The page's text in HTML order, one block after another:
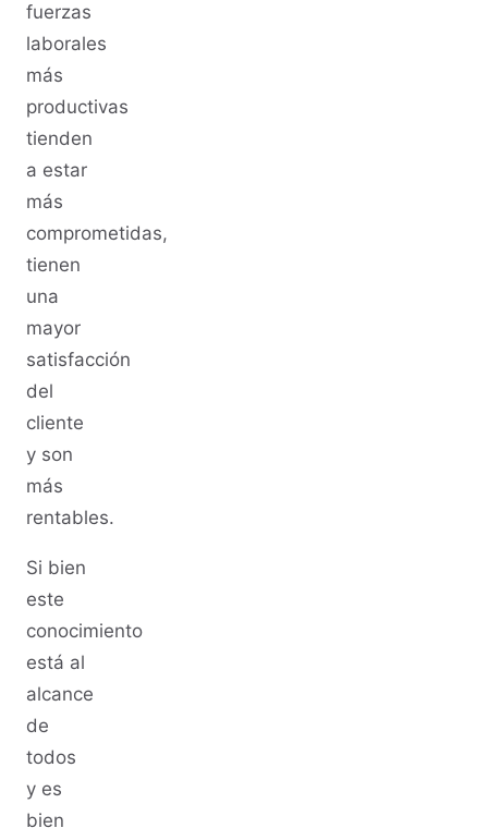
fuerzas
laborales
más
productivas
tienden
a estar
más
comprometidas,
tienen
una
mayor
satisfacción
del
cliente
y son
más
rentables.
Si bien
este
conocimiento
está al
alcance
de
todos
y es
bien